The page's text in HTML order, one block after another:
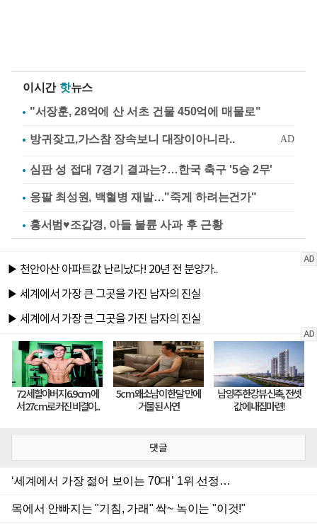
이시간 핫뉴스
"서장훈, 28억에 산 서초 건물 450억에 매물로"
심판 성 접대 7경기 결과는?…한국 축구 '5승 2무'
응팔 최성원, 백혈병 재발…"죽게 하려는건가"
홍서범♥조갑경, 아들 불륜 사과 후 근황
댓글